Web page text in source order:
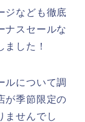
ジなども徹底
ナスセールな
した！
ルについて調
が季節限定の
ませんでし